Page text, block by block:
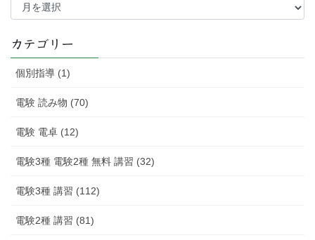
記
カテゴリー
個別指導 (1)
電験 読み物 (70)
電験 電卓 (12)
電験3種 電験2種 無料 講習 (32)
電験3種 講習 (112)
電験2種 講習 (81)